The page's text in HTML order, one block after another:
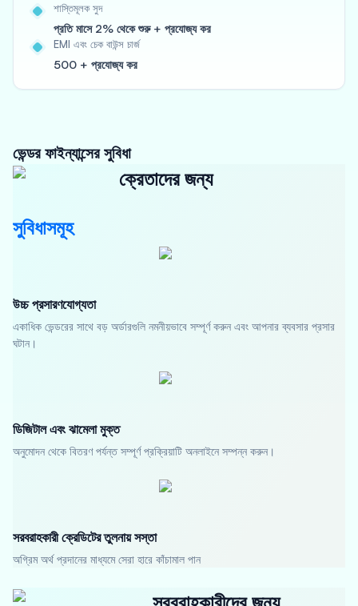
শাস্তিমূলক সুদ
প্রতি মাসে 2% থেকে শুরু + প্রযোজ্য কর
EMI এবং চেক বাউন্স চার্জ
500 + প্রযোজ্য কর
ভেন্ডর ফাইন্যান্সের সুবিধা
ক্রেতাদের জন্য
সুবিধাসমূহ
উচ্চ প্রসারণযোগ্যতা
একাধিক ভেন্ডরের সাথে বড় অর্ডারগুলি নমনীয়ভাবে সম্পূর্ণ করুন এবং আপনার ব্যবসার প্রসার
ঘটান।
ডিজিটাল এবং ঝামেলা মুক্ত
অনুমোদন থেকে বিতরণ পর্যন্ত সম্পূর্ণ প্রক্রিয়াটি অনলাইনে সম্পন্ন করুন।
সরবরাহকারী ক্রেডিটের তুলনায় সস্তা
অগ্রিম অর্থ প্রদানের মাধ্যমে সেরা হারে কাঁচামাল পান